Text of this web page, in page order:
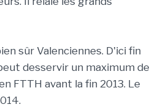
sûr Valenciennes. D'ici fin
desservir un maximum de
FTTH avant la fin 2013. Le